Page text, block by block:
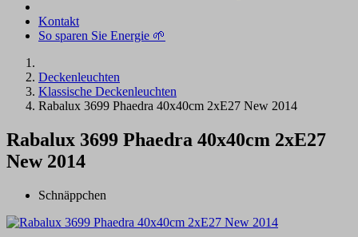
Kontakt
So sparen Sie Energie 🌱
Deckenleuchten
Klassische Deckenleuchten
Rabalux 3699 Phaedra 40x40cm 2xE27 New 2014
Rabalux 3699 Phaedra 40x40cm 2xE27
New 2014
Schnäppchen